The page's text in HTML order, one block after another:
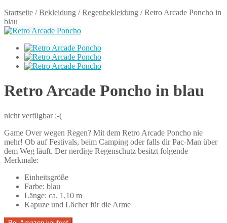
Startseite /Bekleidung /Regenbekleidung /Retro Arcade Poncho in
blau
Retro Arcade Poncho in blau
nicht verfügbar :-(
Game Over wegen Regen? Mit dem Retro Arcade Poncho nie
mehr! Ob auf Festivals, beim Camping oder falls dir Pac-Man über
dem Weg läuft. Der nerdige Regenschutz besitzt folgende
Merkmale:
Einheitsgröße
Farbe: blau
Länge: ca. 1,10 m
Kapuze und Löcher für die Arme